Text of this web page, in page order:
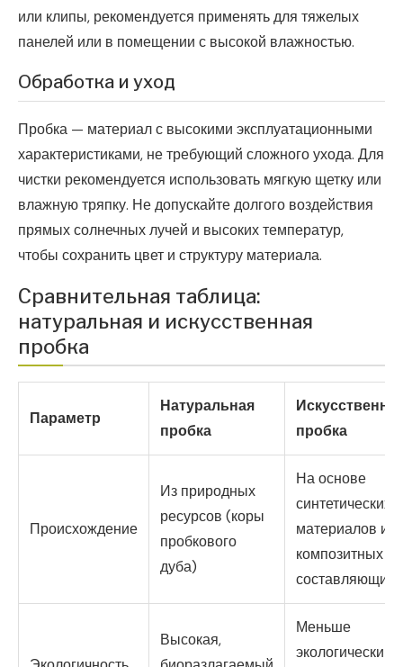
или клипы, рекомендуется применять для тяжелых
панелей или в помещении с высокой влажностью.
Обработка и уход
Пробка — материал с высокими эксплуатационными
характеристиками, не требующий сложного ухода. Для
чистки рекомендуется использовать мягкую щетку или
влажную тряпку. Не допускайте долгого воздействия
прямых солнечных лучей и высоких температур,
чтобы сохранить цвет и структуру материала.
Сравнительная таблица:
натуральная и искусственная
пробка
Параметр
Натуральная
пробка
пробка
Происхождение
Из природных
ресурсов (коры
пробкового
дуба)
На основе
синтетических
материалов и
композитных
составляющих
Высокая,
Меньше
экологический,